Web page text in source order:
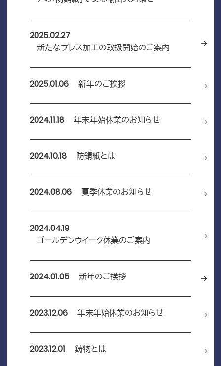
2025.02.27
新たなプレス加工の取扱開始のご案内
2025.01.06 新年のご挨拶
2024.11.18 年末年始休業のお知らせ
2024.10.18 防錆紙とは
2024.08.06 夏季休業のお知らせ
2024.04.19
ゴールデンウイーク休業のご案内
2024.01.05 新年のご挨拶
2023.12.06 年末年始休業のお知らせ
2023.12.01 鋳物とは